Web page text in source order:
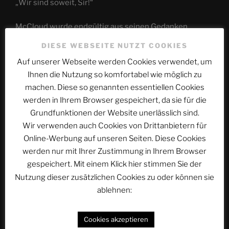
„Wir sind soweit, Sir!“
McCloud wurde endgültig aus seinen Gedanken
„Die BASTION kann senden. Wir haben auch die letzten
Tage immer wieder Probesendungen gemacht. Es hat
funktioniert“, erklärte der Techniker, der McCloud
gerade angesprochen hatte. Der Admiral erinnerte
sich, dass jener sich mit „Kraftheinz“ vorgestellt hatte.
McCloud hatte das für einen Scherz gehalten, aber es
war wohl so. Petty Officer Tomy Kraftheinz.
„Und die zugehörigen Abteilungen?“
„Confetticheck A-OKAY“, kam es zurück. McCloud
verzog das Gesicht. Das war irgendsoein Militärdings,
Nachrichtensender 5014R hat seine Stationen
DIESE WEBSEITE NUTZT COOKIES
Auf unserer Webseite werden Cookies verwendet, um
Ihnen die Nutzung so komfortabel wie möglich zu
machen. Diese so genannten essentiellen Cookies
werden in Ihrem Browser gespeichert, da sie für die
Grundfunktionen der Website unerlässlich sind.
Wir verwenden auch Cookies von Drittanbietern für
Online-Werbung auf unseren Seiten. Diese Cookies
werden nur mit Ihrer Zustimmung in Ihrem Browser
gespeichert. Mit einem Klick hier stimmen Sie der
Nutzung dieser zusätzlichen Cookies zu oder können sie
ablehnen:
Cookies akzeptieren